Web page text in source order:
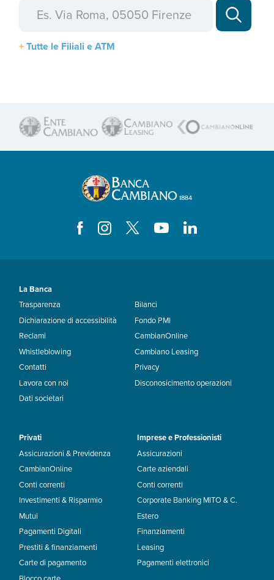
Tutte le Filiali e ATM
La Banca
Trasparenza
Dichiarazione di accessibilità
Reclami
Whistleblowing
Contatti
Lavora con noi
Dati societari
Bilanci
Fondo PMI
CambianOnline
Cambiano Leasing
Privacy
Disconosicimento operazioni
Privati
Assicurazioni & Previdenza
CambianOnline
Conti correnti
Investimenti & Risparmio
Mutui
Pagamenti Digitali
Prestiti & finanziamenti
Carte di pagamento
Imprese e Professionisti
Assicurazioni
Carte aziendali
Conti correnti
Corporate Banking MITO & C.
Estero
Finanziamenti
Leasing
Pagamenti elettronici